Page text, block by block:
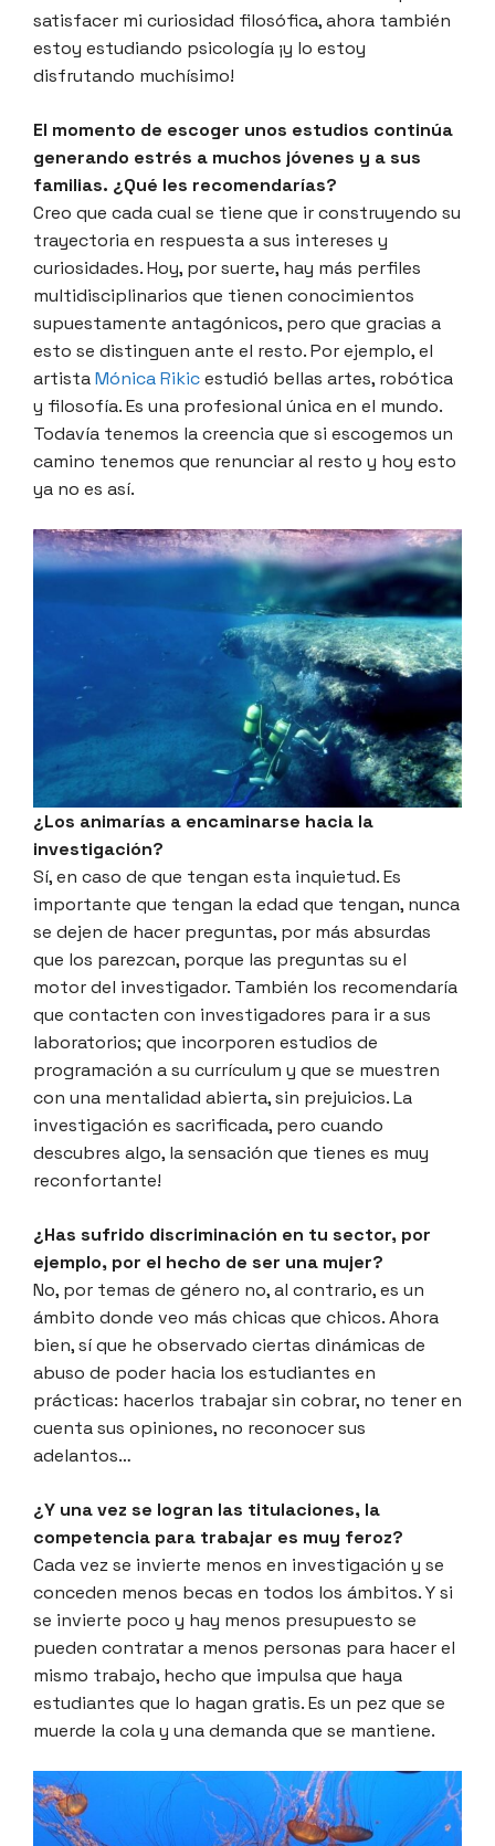
satisfacer mi curiosidad filosófica, ahora también
estoy estudiando psicología ¡y lo estoy
disfrutando muchísimo!
El momento de escoger unos estudios continúa
generando estrés a muchos jóvenes y a sus
familias. ¿Qué les recomendarías?
Creo que cada cual se tiene que ir construyendo su
trayectoria en respuesta a sus intereses y
curiosidades. Hoy, por suerte, hay más perfiles
multidisciplinarios que tienen conocimientos
supuestamente antagónicos, pero que gracias a
esto se distinguen ante el resto. Por ejemplo, el
artistaMónica Rikicestudió bellas artes, robótica
y filosofía. Es una profesional única en el mundo.
Todavía tenemos la creencia que si escogemos un
camino tenemos que renunciar al resto y hoy esto
ya no es así.
¿Los animarías a encaminarse hacia la
investigación?
Sí, en caso de que tengan esta inquietud. Es
importante que tengan la edad que tengan, nunca
se dejen de hacer preguntas, por más absurdas
que los parezcan, porque las preguntas su el
motor del investigador. También los recomendaría
que contacten con investigadores para ir a sus
laboratorios; que incorporen estudios de
programación a su currículum y que se muestren
con una mentalidad abierta, sin prejuicios. La
investigación es sacrificada, pero cuando
descubres algo, la sensación que tienes es muy
reconfortante!
¿Has sufrido discriminación en tu sector, por
ejemplo, por el hecho de ser una mujer?
No, por temas de género no, al contrario, es un
ámbito donde veo más chicas que chicos. Ahora
bien, sí que he observado ciertas dinámicas de
abuso de poder hacia los estudiantes en
prácticas: hacerlos trabajar sin cobrar, no tener en
cuenta sus opiniones, no reconocer sus
adelantos…
¿Y una vez se logran las titulaciones, la
competencia para trabajar es muy feroz?
Cada vez se invierte menos en investigación y se
conceden menos becas en todos los ámbitos. Y si
se invierte poco y hay menos presupuesto se
pueden contratar a menos personas para hacer el
mismo trabajo, hecho que impulsa que haya
estudiantes que lo hagan gratis. Es un pez que se
muerde la cola y una demanda que se mantiene.